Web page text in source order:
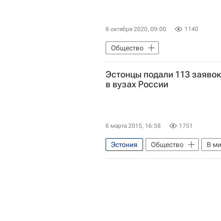
8 октября 2020, 09:00 1140
Общество
СН_Образование
Эстонцы подали 113
в вузах России
6 марта 2015, 16:58 1751
Эстония Общество В
Европа
Весь мир